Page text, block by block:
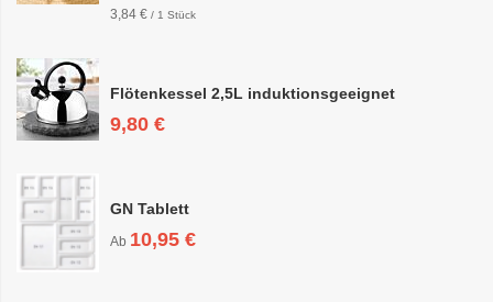
3,84 € / 1 Stück
Flötenkessel 2,5L induktionsgeeignet
9,80 €
GN Tablett
Ab 10,95 €